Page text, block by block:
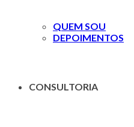
QUEM SOU
DEPOIMENTOS
CONSULTORIA